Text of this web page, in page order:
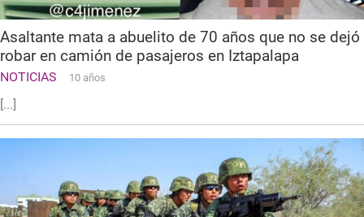
Asaltante mata a abuelito de 70 años que no se dejó
robar en camión de pasajeros en Iztapalapa
NOTICIAS 10 años
[...]